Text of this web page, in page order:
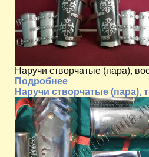
Наручи створчатые (пара),
Подробнее
Наручи створчатые (пара),